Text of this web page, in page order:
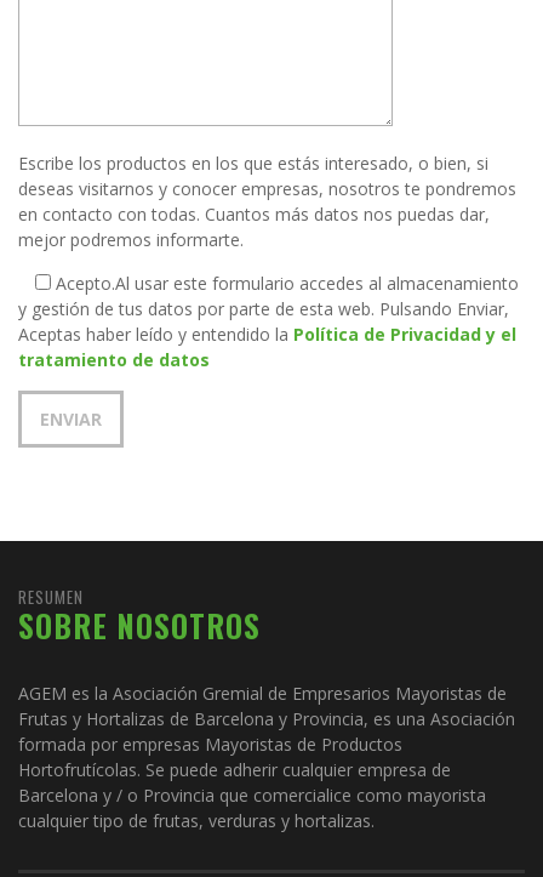
Escribe los productos en los que estás interesado, o bien, si
deseas visitarnos y conocer empresas, nosotros te pondremos
en contacto con todas. Cuantos más datos nos puedas dar,
mejor podremos informarte.
Acepto.Al usar este formulario accedes al almacenamiento
y gestión de tus datos por parte de esta web. Pulsando Enviar,
Aceptas haber leído y entendido la Política de Privacidad y el
tratamiento de datos
RESUMEN
SOBRE NOSOTROS
AGEM es la Asociación Gremial de Empresarios Mayoristas de
Frutas y Hortalizas de Barcelona y Provincia, es una Asociación
formada por empresas Mayoristas de Productos
Hortofrutícolas. Se puede adherir cualquier empresa de
Barcelona y / o Provincia que comercialice como mayorista
cualquier tipo de frutas, verduras y hortalizas.